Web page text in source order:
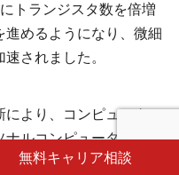
無料キャリア相談
トランジスタ数を倍増
進めるようになり、微細
されました。
より、コンピュータの
ナルコンピュータの普及
たな市場が次々と生ま